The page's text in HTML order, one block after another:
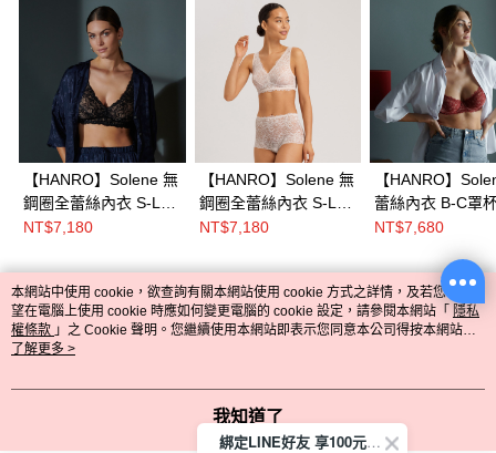
【HANRO】Solene 無
鋼圈全蕾絲內衣 S-L
(黑)
NT$7,180
【HANRO】Solene 無
鋼圈全蕾絲內衣 S-L
(月光膚)
NT$7,180
【HANRO】
蕾絲內衣 B-C罩
果紅)
NT$7,680
熱門標籤
本網站中使用 cookie，欲查詢有關本網站使用 cookie 方式之詳情，及若您不希
望在電腦上使用 cookie 時應如何變更電腦的 cookie 設定，請參閱本網站「 隱私
權條款 」之 Cookie 聲明。您繼續使用本網站即表示您同意本公司得按本網站使
用條款之 Cookie 聲明使用 cookie。
了解更多 >
我知道了
綁定LINE好友 享100元折價券